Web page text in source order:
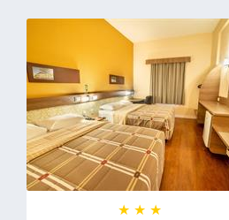
★ ★ ★